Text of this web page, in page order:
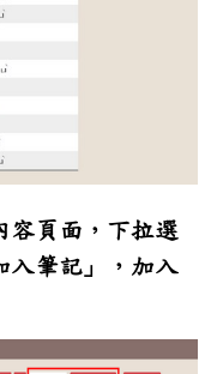
容頁面，下拉選
入筆記」，加入